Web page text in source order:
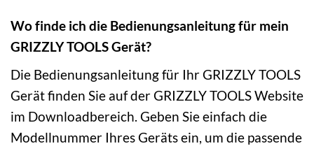
Wo finde ich die Bedienungsanleitung für mein
GRIZZLY TOOLS Gerät?
Die Bedienungsanleitung für Ihr GRIZZLY TOOLS
Gerät finden Sie auf der GRIZZLY TOOLS Website
im Downloadbereich. Geben Sie einfach die
Modellnummer Ihres Geräts ein, um die passende